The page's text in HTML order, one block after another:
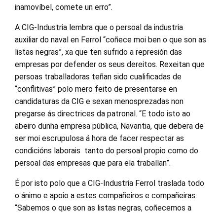
inamovíbel, comete un erro”.
A CIG-Industria lembra que o persoal da industria
auxiliar do naval en Ferrol “coñece moi ben o que son as
listas negras”, xa que ten sufrido a represión das
empresas por defender os seus dereitos. Rexeitan que
persoas traballadoras teñan sido cualificadas de
“conflitivas” polo mero feito de presentarse en
candidaturas da CIG e sexan menosprezadas non
pregarse ás directrices da patronal. “E todo isto ao
abeiro dunha empresa pública, Navantia, que debera de
ser moi escrupulosa á hora de facer respectar as
condicións laborais tanto do persoal propio como do
persoal das empresas que para ela traballan”.
É por isto polo que a CIG-Industria Ferrol traslada todo
o ánimo e apoio a estes compañeiros e compañeiras.
“Sabemos o que son as listas negras, coñecemos a